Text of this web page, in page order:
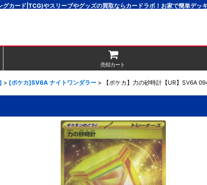
カード|TCG)やスリーブやグッズの買取ならカードラボ！お家で簡単デッ
売却カート
> [ポケカ]SV6A ナイトワンダラー > 【ポケカ】力の砂時計【UR】SV6A